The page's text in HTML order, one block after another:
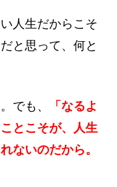
人生だからこそ
と思って、何と
でも、
「なるよ
とこそが、人生
ないのだから。